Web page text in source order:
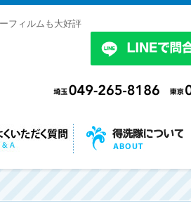
フィルムも大好評